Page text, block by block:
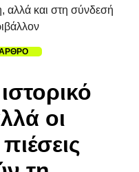
αλλά και στη σύνδεσή
οι